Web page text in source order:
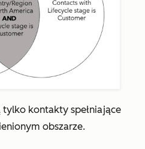
tylko kontakty spełniające
obszarze.